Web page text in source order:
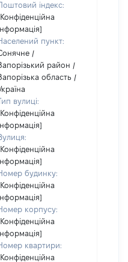
індекс:
пункт:
/
район /
область /
вулиці:
будинку:
корпусу:
квартири: